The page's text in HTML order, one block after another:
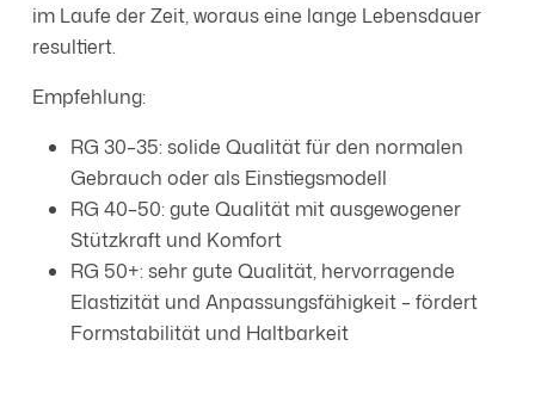
im Laufe der Zeit, woraus eine lange Lebensdauer
resultiert.
Empfehlung:
RG 30–35: solide Qualität für den normalen
Gebrauch oder als Einstiegsmodell
RG 40–50: gute Qualität mit ausgewogener
Stützkraft und Komfort
RG 50+: sehr gute Qualität, hervorragende
Elastizität und Anpassungsfähigkeit – fördert
Formstabilität und Haltbarkeit